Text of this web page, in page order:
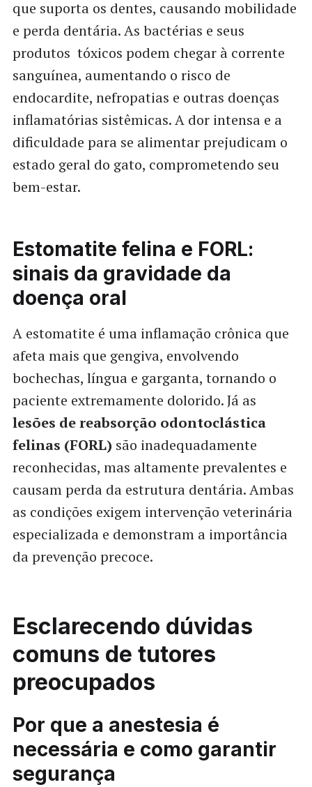
que suporta os dentes, causando mobilidade
e perda dentária. As bactérias e seus
produtos tóxicos podem chegar à corrente
sanguínea, aumentando o risco de
endocardite, nefropatias e outras doenças
inflamatórias sistêmicas. A dor intensa e a
dificuldade para se alimentar prejudicam o
estado geral do gato, comprometendo seu
bem-estar.
Estomatite felina e FORL:
sinais da gravidade da
doença oral
A estomatite é uma inflamação crônica que
afeta mais que gengiva, envolvendo
bochechas, língua e garganta, tornando o
paciente extremamente dolorido. Já as
lesões de reabsorção odontoclástica
felinas (FORL) são inadequadamente
reconhecidas, mas altamente prevalentes e
causam perda da estrutura dentária. Ambas
as condições exigem intervenção veterinária
especializada e demonstram a importância
da prevenção precoce.
Esclarecendo dúvidas
comuns de tutores
preocupados
Por que a anestesia é
necessária e como garantir
segurança